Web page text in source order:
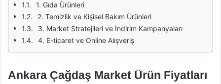
1. Gıda Ürünleri
2. Temizlik ve Kişisel Bakım Ürünleri
3. Market Stratejileri ve İndirim Kampanyaları
4. E-ticaret ve Online Alışveriş
Ankara Çağdaş Market Ürün Fiyatları